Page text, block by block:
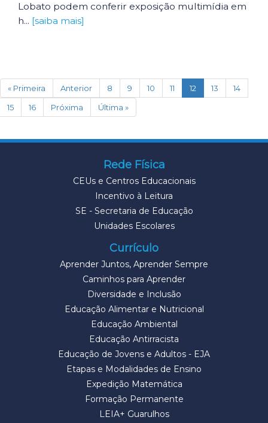
Lobato podem conferir exposição multimídia em
h... [saiba mais]
« Primeira Anterior 8 9 10 11 12 (current)
13
14
15
16 Próxima Última »
Rede Física
CEUs e Centros Educacionais
Incentivo à Leitura
SE - Secretaria de Educação
Unidades Escolares
Currículo
Aprender Juntos, Aprender Sempre
Caminhos para Aprender
Diversidade e Inclusão
Educação Alimentar e Nutricional
Educação Ambiental
Educação Antirracista
Educação de Jovens e Adultos - EJA
Etapas e Modalidades de Ensino
Expedição Matemática
Formação Permanente
LEIA+ Guarulhos